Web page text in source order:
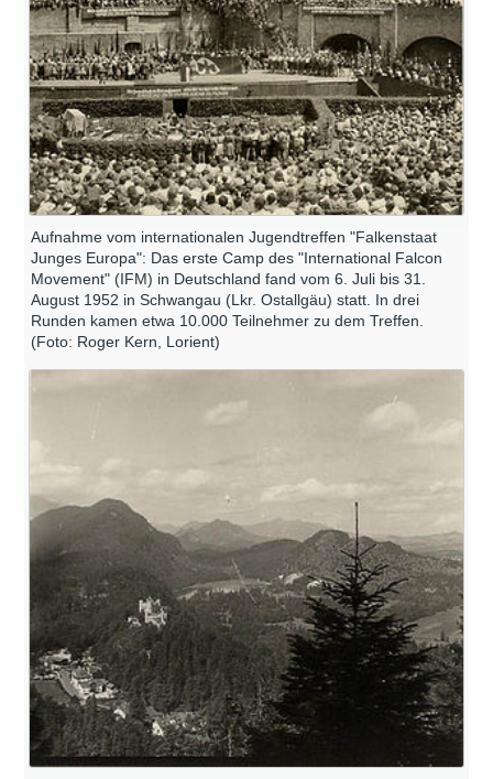
Aufnahme vom internationalen Jugendtreffen "Falkenstaat
Junges Europa": Das erste Camp des "International Falcon
Movement" (IFM) in Deutschland fand vom 6. Juli bis 31.
August 1952 in Schwangau (Lkr. Ostallgäu) statt. In drei
Runden kamen etwa 10.000 Teilnehmer zu dem Treffen.
(Foto: Roger Kern, Lorient)